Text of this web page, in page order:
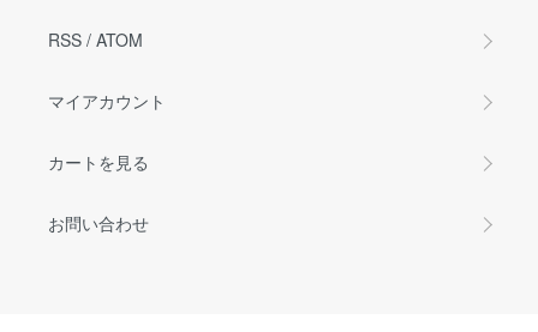
RSS / ATOM
マイアカウント
カートを見る
お問い合わせ